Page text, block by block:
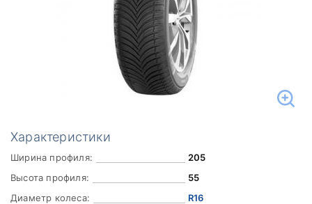
Характеристики
Ширина профиля:
205
Высота профиля:
55
Диаметр колеса:
R16